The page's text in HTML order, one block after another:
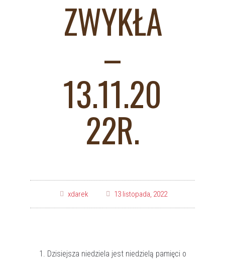
ZWYKŁA
–
13.11.20
22R.
xdarek 13 listopada, 2022
Dzisiejsza niedziela jest niedzielą pamięci o